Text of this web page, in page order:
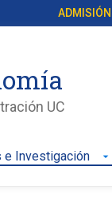
ADMISIÓN
UC
e Investigación arrow_drop_down